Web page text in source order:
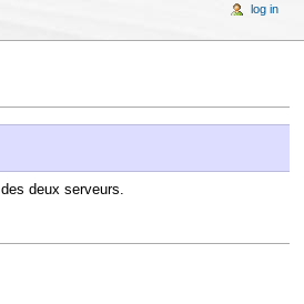
deux serveurs.
log in